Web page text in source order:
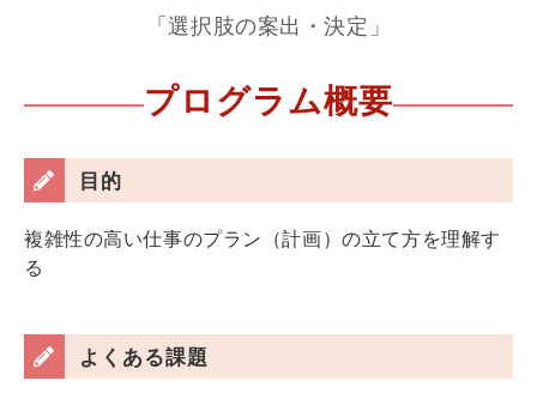
「選択肢の案出・決定」
プログラム概要
目的
複雑性の高い仕事のプラン（計画）の立て方を理解す
る
よくある課題